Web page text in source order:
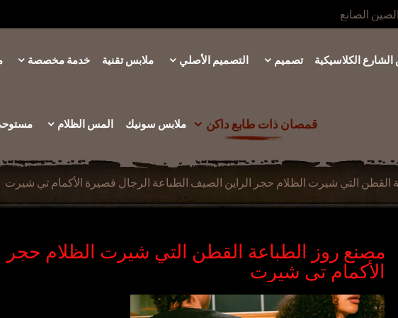
الصانع
الكلاسيكية تصميم التصميم الأصلي ملابس تقنية خدمة مخصصة
قمصان ذات طابع داكن ملابس سونيك المس الظلام
القطن التي شيرت الظلام حجر الراين الصيف الطباعة الرجال قصيرة الأكمام تي شيرت
مصنع روز الطباعة القطن التي شيرت الظلام حجر
الأكمام تي شيرت